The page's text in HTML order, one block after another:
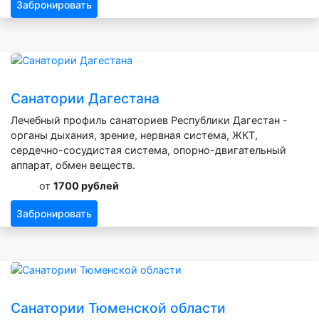
Забронировать
Санатории Дагестана
Лечебный профиль санаториев Республики Дагестан -
органы дыхания, зрение, нервная система, ЖКТ,
сердечно-сосудистая система, опорно-двигательный
аппарат, обмен веществ.
от 1700 рублей
Забронировать
Санатории Тюменской области